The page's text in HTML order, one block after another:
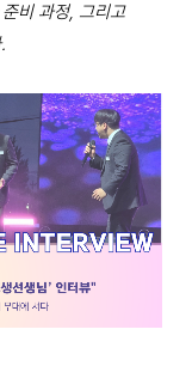
비 과정, 그리고